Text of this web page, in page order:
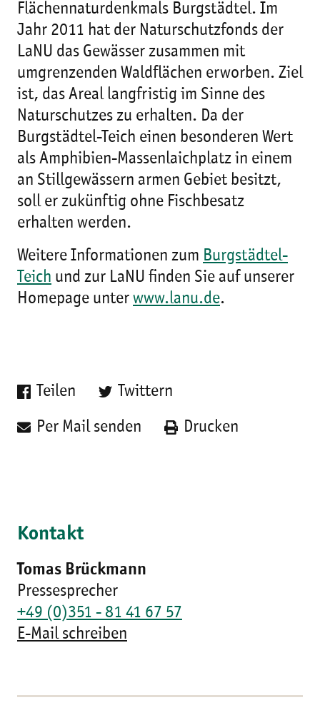
Flächennaturdenkmals Burgstädtel. Im
Jahr 2011 hat der Naturschutzfonds der
LaNU das Gewässer zusammen mit
umgrenzenden Waldflächen erworben. Ziel
ist, das Areal langfristig im Sinne des
Naturschutzes zu erhalten. Da der
Burgstädtel-Teich einen besonderen Wert
als Amphibien-Massenlaichplatz in einem
an Stillgewässern armen Gebiet besitzt,
soll er zukünftig ohne Fischbesatz
erhalten werden.
Weitere Informationen zum Burgstädtel-
Teich und zur LaNU finden Sie auf unserer
Homepage unter www.lanu.de.
Teilen Twittern
Per Mail senden Drucken
Kontakt
Tomas Brückmann
Pressesprecher
+49 (0)351 - 81 41 67 57
E-Mail schreiben